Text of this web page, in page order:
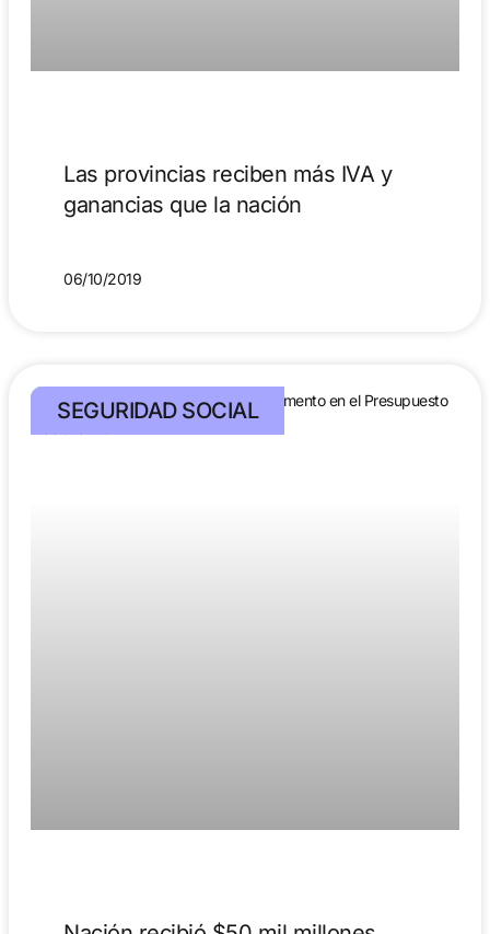
Las provincias reciben más IVA y
ganancias que la nación
06/10/2019
SEGURIDAD SOCIAL